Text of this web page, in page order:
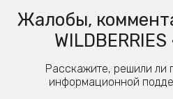
Жалобы,
Расскажите, решили ли
информационной